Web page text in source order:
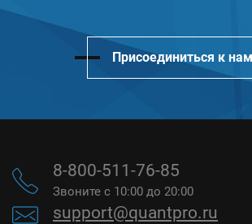
Присоединиться к нам
8-800-511-76-85
Звоните с 10:00 до 20:00
support@quantpro.ru